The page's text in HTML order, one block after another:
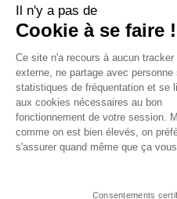
(Dishonored, Deathloop
)
prochaines victimes,
vouloir se séparer du
Non-Stop. Tous droits réservés.
Il n'y a pas de
Cookie à se faire !
Ce site n'a recours à aucun tracker
externe, ne partage avec personne
statistiques de fréquentation et se
aux cookies nécessaires au bon
fonctionnement de votre session.
comme on est bien élevés, on
s'assurer quand même que ça vous
Consentements